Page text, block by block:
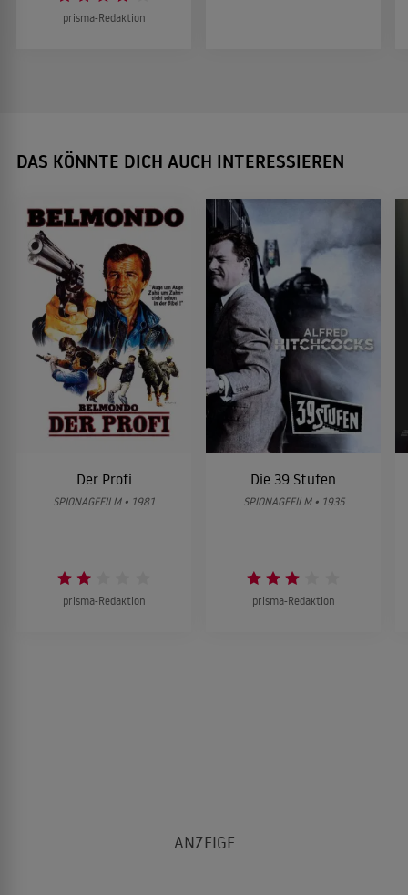
prisma-Redaktion
DAS KÖNNTE DICH AUCH INTERESSIEREN
Der Profi
SPIONAGEFILM • 1981
prisma-Redaktion
Die 39 Stufen
SPIONAGEFILM • 1935
prisma-Redaktion